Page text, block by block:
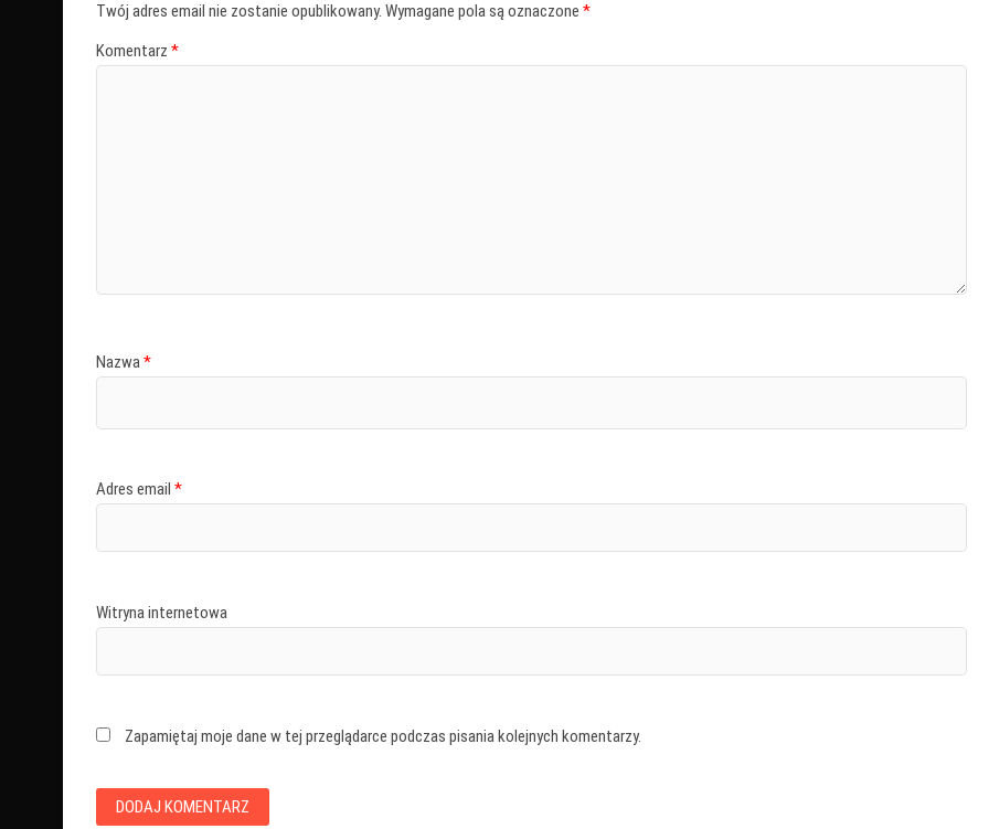
Twój adres email nie zostanie opublikowany. Wymagane pola są oznaczone *
Komentarz *
Nazwa*
Adres email *
Witryna internetowa
Zapamiętaj moje dane w tej przeglądarce podczas pisania kolejnych komentarzy.